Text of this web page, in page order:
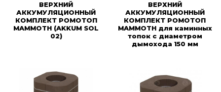
ВЕРХНИЙ
АККУМУЛЯЦИОННЫЙ
КОМПЛЕКТ РОМОТОП
MAMMOTH (AKKUM SOL
02)
ВЕРХНИЙ
АККУМУЛЯЦИОННЫЙ
КОМПЛЕКТ РОМОТОП
MAMMOTH для каминных
топок с диаметром
дымохода 150 мм